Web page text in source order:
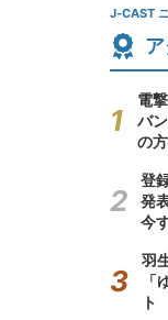
J-CAST
電
バ
の
登
発
今
羽
ト